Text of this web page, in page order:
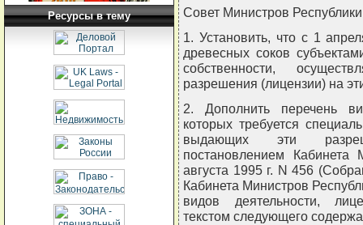
Ресурсы в тему
Совет Министров
1. Установить, что с 1
древесных соков
собственности,
разрешения (лицензии) на
2. Дополнить перечень
которых требуется
выдающих эти
постановлением Кабинета
августа 1995 г. N 456
Кабинета Министров
видов деятельности,
текстом следующего